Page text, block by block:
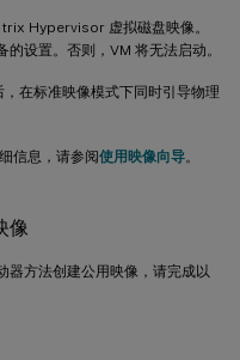
Hypervisor 虚拟磁盘映像。
设置。否则，VM 将无法启动。
在标准映像模式下同时引导物理
信息，请参阅使用映像向导。
像
器方法创建公用映像，请完成以